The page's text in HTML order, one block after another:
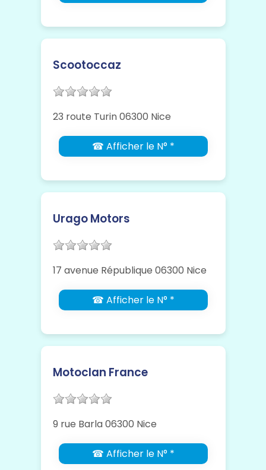
Scootoccaz
23 route Turin 06300 Nice
☎ Afficher le N° *
Urago Motors
17 avenue République 06300 Nice
☎ Afficher le N° *
Motoclan France
9 rue Barla 06300 Nice
☎ Afficher le N° *